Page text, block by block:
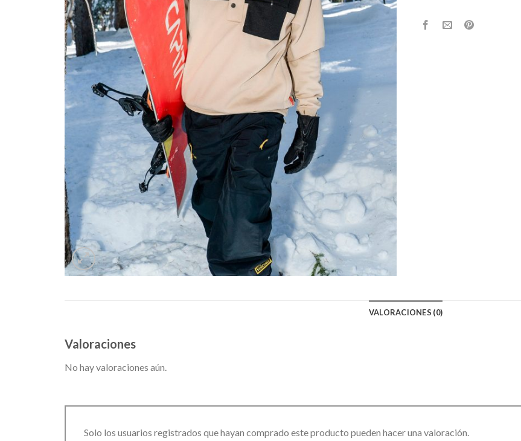
VALORACIONES (0)
Valoraciones
No hay valoraciones aún.
Solo los usuarios registrados que hayan comprado este producto pueden hacer una valoración.